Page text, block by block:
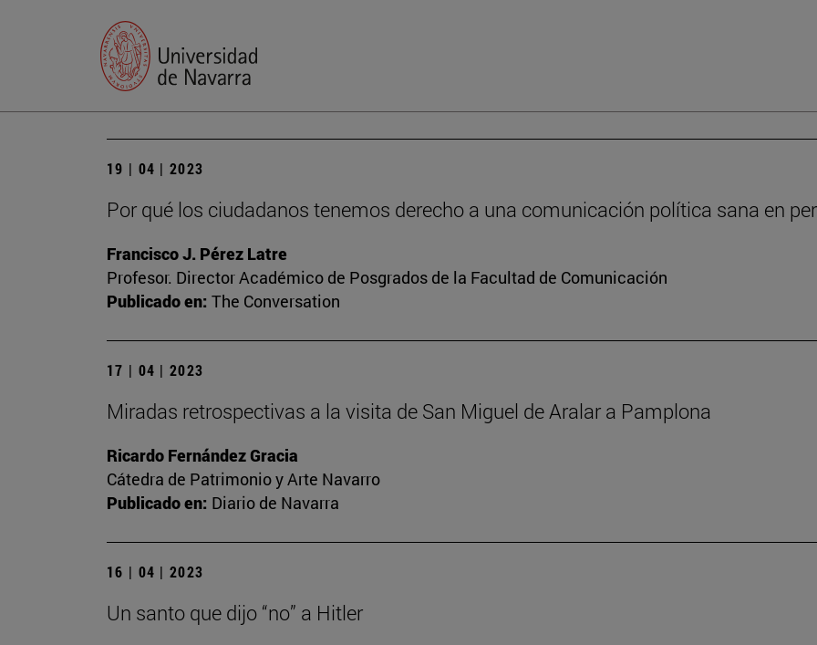
19 | 04 | 2023
Por qué los ciudadanos tenemos derecho a una comunicación política sana en
Francisco J. Pérez Latre
Profesor. Director Académico de Posgrados de la Facultad de Comunicación
Publicado en: The Conversation
17 | 04 | 2023
Miradas retrospectivas a la visita de San Miguel de Aralar a Pamplona
Ricardo Fernández Gracia
Cátedra de Patrimonio y Arte Navarro
Publicado en: Diario de Navarra
16 | 04 | 2023
Un santo que dijo “no” a Hitler